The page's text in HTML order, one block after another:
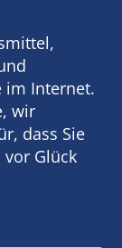
im Internet.
wir
dass Sie
Glück